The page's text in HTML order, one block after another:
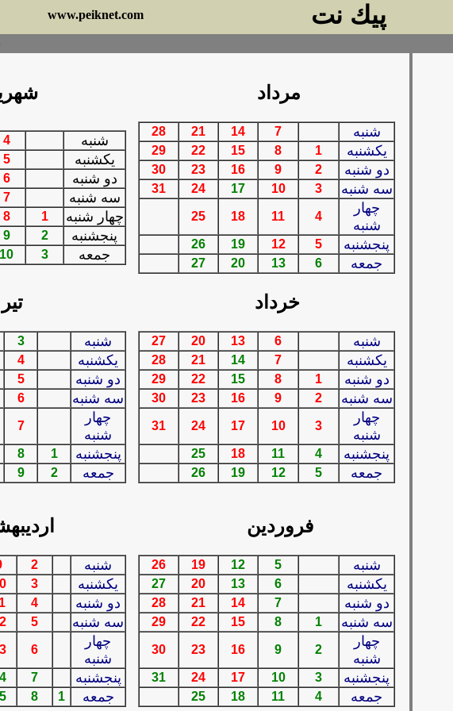
www.peiknet.com پيك نت
مرداد
4 شنبه
5 يكشنبه
6 دو شنبه
7 سه شنبه
8 1 چهار شنبه
9 2 پنجشنبه
10 3 جمعه
28 21 14 7 شنبه
29 22 15 8 1 يكشنبه
30 23 16 9 2 دو شنبه
31 24 17 10 3 سه شنبه
25 18 11 4
چهار
شنبه
26 19 12 5 پنجشنبه
27 20 13 6 جمعه
تير خرداد
3 شنبه
4 يكشنبه
5 دو شنبه
6 سه شنبه
7
چهار
شنبه
8 1 پنجشنبه
9 2 جمعه
27 20 13 6 شنبه
28 21 14 7 يكشنبه
29 22 15 8 1 دو شنبه
30 23 16 9 2 سه شنبه
31 24 17 10 3
چهار
شنبه
25 18 11 4 پنجشنبه
26 19 12 5 جمعه
فروردين
2 شنبه
3 يكشنبه
4 دو شنبه
5 سه شنبه
6
چهار
شنبه
7 پنجشنبه
8 1 جمعه
26 19 12 5 شنبه
27 20 13 6 يكشنبه
28 21 14 7 دو شنبه
29 22 15 8 1 سه شنبه
30 23 16 9 2
چهار
شنبه
31 24 17 10 3 پنجشنبه
25 18 11 4 جمعه